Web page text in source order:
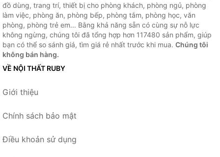
đồ dùng, trang trí, thiết bị cho phòng khách, phòng ngủ, phòng
làm việc, phòng ăn, phòng bếp, phòng tắm, phòng học, văn
phòng, phòng trẻ em... Bằng khả năng sẵn có cùng sự nỗ lực
không ngừng, chúng tôi đã tổng hợp hơn 117480 sản phẩm, giúp
bạn có thể so sánh giá, tìm giá rẻ nhất trước khi mua. Chúng tôi
không bán hàng.
VỀ NỘI THẤT RUBY
Giới thiệu
Chính sách bảo mật
Điều khoản sử dụng